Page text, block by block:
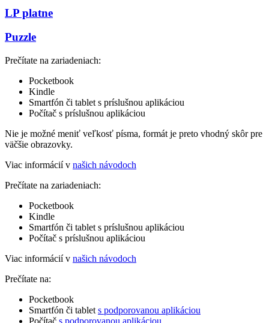
LP platne
Puzzle
Prečítate na zariadeniach:
Pocketbook
Kindle
Smartfón či tablet s príslušnou aplikáciou
Počítač s príslušnou aplikáciou
Nie je možné meniť veľkosť písma, formát je preto vhodný skôr pre
väčšie obrazovky.
Viac informácií v našich návodoch
Prečítate na zariadeniach:
Pocketbook
Kindle
Smartfón či tablet s príslušnou aplikáciou
Počítač s príslušnou aplikáciou
Viac informácií v našich návodoch
Prečítate na:
Pocketbook
Smartfón či tablet s podporovanou aplikáciou
Počítač s podporovanou aplikáciou